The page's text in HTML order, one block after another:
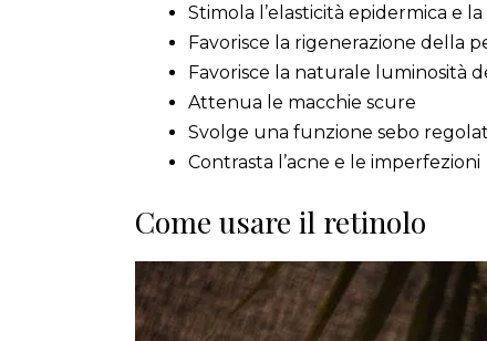
Stimola l’elasticità epidermica e
Favorisce la rigenerazione della
Favorisce la naturale luminosità
Attenua le macchie scure
Svolge una funzione sebo
Contrasta l’acne e le imperfezioni
Come usare il retinolo